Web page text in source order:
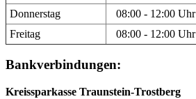
Donnerstag 08:00 - 12:00 Uhr
Freitag
08:00 - 12:00 Uhr
Bankverbindungen:
Kreissparkasse Traunstein-Trostberg